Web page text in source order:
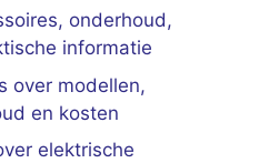
onderhoud,
informatie
over modellen,
en kosten
elektrische